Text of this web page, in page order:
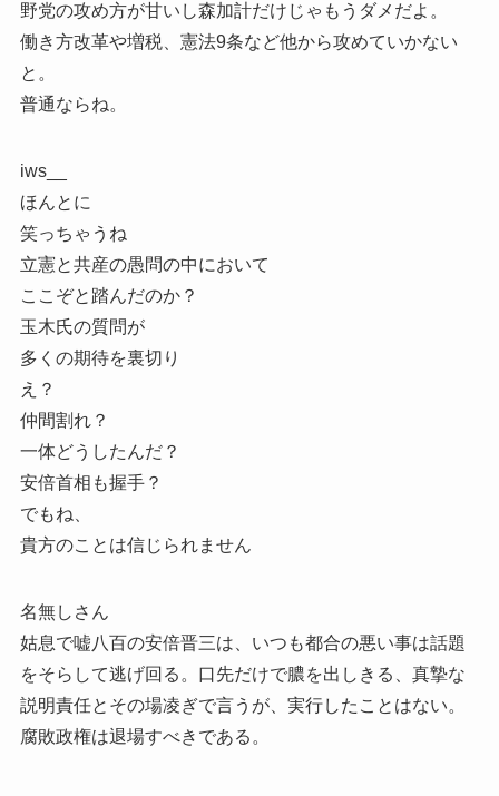
野党の攻め方が甘いし森加計だけじゃもうダメだよ。
働き方改革や増税、憲法9条など他から攻めていかない
と。
普通ならね。
iws__
ほんとに
笑っちゃうね
立憲と共産の愚問の中において
ここぞと踏んだのか？
玉木氏の質問が
多くの期待を裏切り
え？
仲間割れ？
一体どうしたんだ？
安倍首相も握手？
でもね、
貴方のことは信じられません
名無しさん
姑息で嘘八百の安倍晋三は、いつも都合の悪い事は話題
をそらして逃げ回る。口先だけで膿を出しきる、真摯な
説明責任とその場凌ぎで言うが、実行したことはない。
腐敗政権は退場すべきである。